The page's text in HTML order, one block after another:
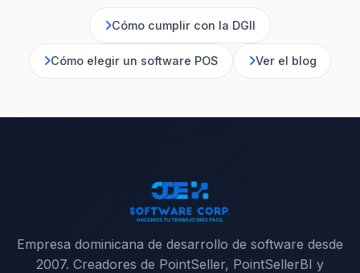
Cómo cumplir con la DGII
Cómo elegir un software POS Ver el blog
Empresa dominicana de desarrollo de software desde
2007. Creadores de PointSeller, PointSellerBI y